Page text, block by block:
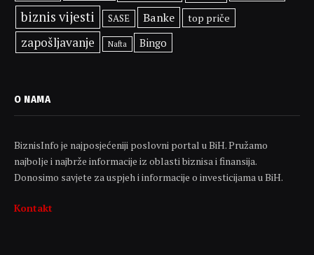
biznis vijesti SASE Banke top priče
zapošljavanje Nafta Bingo
O NAMA
BiznisInfo je najposjećeniji poslovni portal u BiH. Pružamo
najbolje i najbrže informacije iz oblasti biznisa i finansija.
Donosimo savjete za uspjeh i informacije o investicijama u BiH.
Kontakt